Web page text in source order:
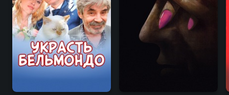
4.7